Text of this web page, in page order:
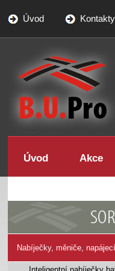
Úvod Kontakty
BUPRO - specialista na LED
Úvod Akce
Nabíječky, měniče,